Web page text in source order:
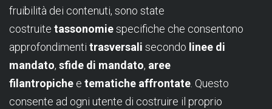
fruibilità dei contenuti, sono state
costruite tassonomiespecifiche che consentono
approfondimenti trasversali secondo linee di
mandato, sfide di mandato, aree
filantropiche e tematiche affrontate. Questo
consente ad ogni utente di costruire il proprio